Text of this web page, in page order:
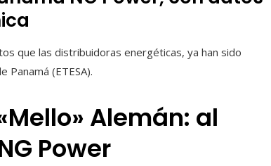
que las distribuidoras energéticas, ya han sido
(ETESA).
Alemán: al
Power